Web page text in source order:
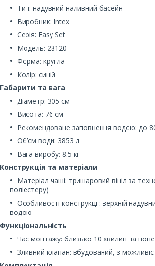
Тип: надувний наливний басейн
Виробник: Intex
Серія: Easy Set
Модель: 28120
Форма: кругла
Колір: синій
Габарити та вага
Діаметр: 305 см
Висота: 76 см
Рекомендоване заповнення водою: до
Об’єм води: 3853 л
Вага виробу: 8.5 кг
Конструкція та матеріали
Матеріал чаші: тришаровий вініл за
поліестеру)
Особливості конструкції: верхній
водою
Функціональність
Час монтажу: близько 10 хвилин на
Зливний клапан: вбудований, з